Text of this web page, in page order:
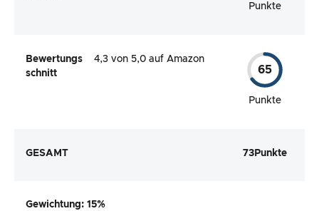
Punkte
Bewertungs
schnitt
4,3 von 5,0 auf Amazon
65
Punkte
GESAMT 73 Punkte
Gewichtung: 15%